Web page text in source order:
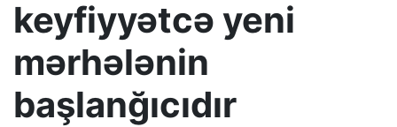
keyfiyyətcə yeni
mərhələnin
başlanğıcıdır